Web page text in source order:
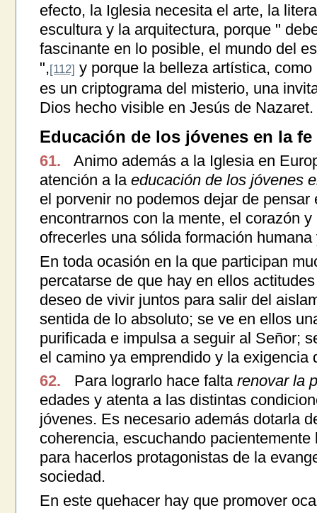
efecto, la Iglesia necesita el arte, la
escultura y la arquitectura, porque "
fascinante en lo posible, el mundo del
",[112] y porque la belleza artística,
es un criptograma del misterio, una
Dios hecho visible en Jesús de Nazaret.
Educación de los jóvenes en la fe
61.
Animo además a la Iglesia en
atención a la educación de los jóvenes
el porvenir no podemos dejar de pensar
encontrarnos con la mente, el corazón
ofrecerles una sólida formación humana
En toda ocasión en la que participan
percatarse de que hay en ellos
deseo de vivir juntos para salir del
sentida de lo absoluto; se ve en ellos
purificada e impulsa a seguir al Señor;
el camino ya emprendido y la exigencia
62.
Para lograrlo hace falta renovar la
edades y atenta a las distintas
jóvenes. Es necesario además dotarla
coherencia, escuchando
para hacerlos protagonistas de la
sociedad.
En este quehacer hay que promover